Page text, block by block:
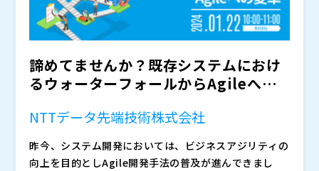
は発表当時のものです。
株式会社オープンソース活用研究所（） マジセミ株式
会社（）
諦めてませんか？既存システムにおけ
るウォーターフォールからAgileへの
NTTデータ先端技術株式会社
昨今、システム開発においては、ビジネスアジリティの
向上を目的としAgile開発手法の普及が進んできまし